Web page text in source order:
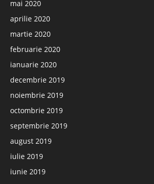
mai 2020
aprilie 2020
martie 2020
februarie 2020
ianuarie 2020
decembrie 2019
noiembrie 2019
octombrie 2019
septembrie 2019
august 2019
iulie 2019
iunie 2019